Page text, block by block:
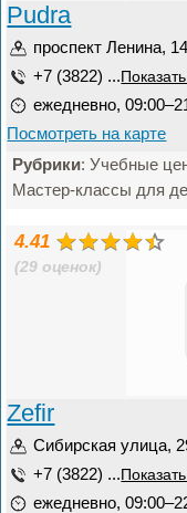
Pudra
проспект Ленина,
+7 (3822) ...
ежедневно,
Посмотреть на карте
Рубрики: Учебные
Мастер-классы для
4.41
(29 оценок)
Zefir
Сибирская улица,
+7 (3822) ...
ежедневно,